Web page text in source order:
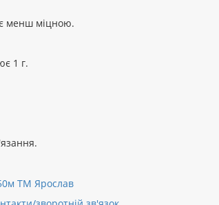
менш міцною.
1 г.
ТМ Ярослав